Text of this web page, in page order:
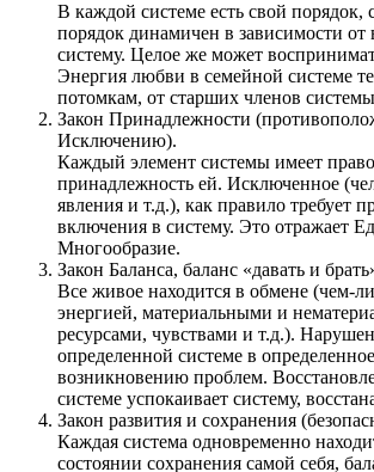
В каждой системе есть свой порядок,
порядок динамичен в зависимости от
систему. Целое же может
Энергия любви в семейной системе
потомкам, от старших членов
Закон Принадлежности
Исключению).
Каждый элемент системы имеет
принадлежность ей. Исключенное
явления и т.д.), как правило требует
включения в систему. Это отражает
Многообразие.
Закон Баланса, баланс «давать и
Все живое находится в обмене (чем-
энергией, материальными и
ресурсами, чувствами и т.д.).
определенной системе в
возникновению проблем.
системе успокаивает систему,
Закон развития и сохранения
Каждая система одновременно
состоянии сохранения самой себя,